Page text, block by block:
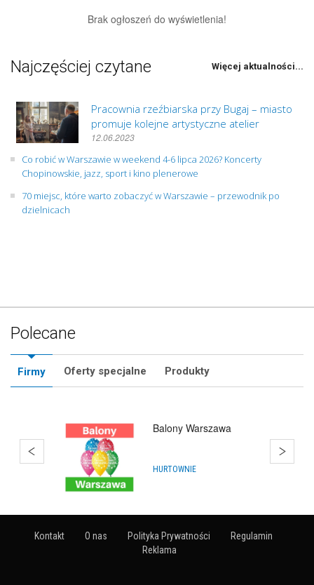
Brak ogłoszeń do wyświetlenia!
Najczęściej czytane Więcej aktualności...
Pracownia rzeźbiarska przy Bugaj – miasto
promuje kolejne artystyczne atelier
12.06.2023
Co robić w Warszawie w weekend 4-6 lipca 2026? Koncerty
Chopinowskie, jazz, sport i kino plenerowe
70 miejsc, które warto zobaczyć w Warszawie – przewodnik po
dzielnicach
Polecane
Firmy Oferty specjalne Produkty
Balony Warszawa
HURTOWNIE
Kontakt O nas Polityka Prywatności
Regulamin
Reklama